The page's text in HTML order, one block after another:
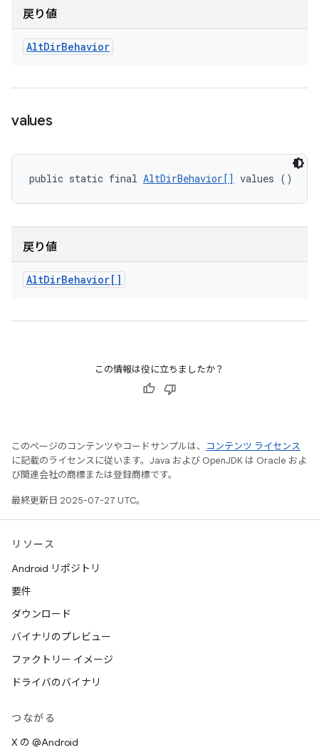
戻り値
AltDirBehavior
values
public static final AltDirBehavior[] values ()
戻り値
AltDirBehavior[]
この情報は役に立ちましたか？
このページのコンテンツやコードサンプルは、
コンテンツ ライセンス
に記載のライセンスに従います。Java および OpenJDK は Oracle およ
び関連会社の商標または登録商標です。
最終更新日 2025-07-27 UTC。
リソース
Android リポジトリ
要件
ダウンロード
バイナリのプレビュー
ファクトリー イメージ
ドライバのバイナリ
つながる
X の @Android